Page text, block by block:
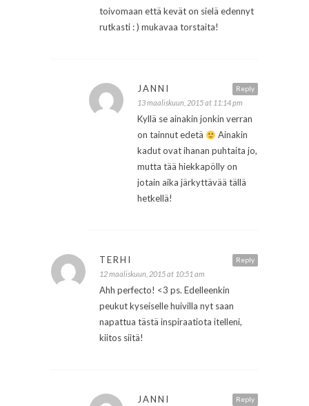
toivomaan että kevät on sielä edennyt
rutkasti : ) mukavaa torstaita!
Reply
JANNI
13 maaliskuun, 2015 at 11:14 pm
Kyllä se ainakin jonkin verran
on tainnut edetä
Ainakin
kadut ovat ihanan puhtaita jo,
mutta tää hiekkapölly on
jotain aika järkyttävää tällä
hetkellä!
Reply
TERHI
12 maaliskuun, 2015 at 10:51 am
Ahh perfecto! <3 ps. Edelleenkin
peukut kyseiselle huivilla nyt saan
napattua tästä inspiraatiota itelleni,
kiitos siitä!
Reply
JANNI